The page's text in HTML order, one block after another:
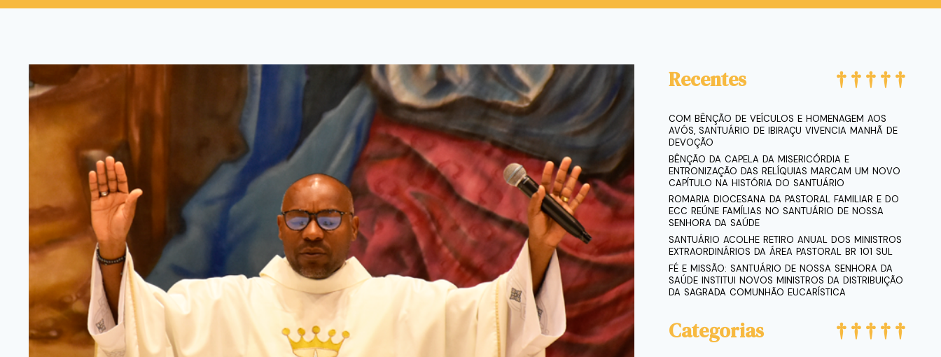
Recentes
COM BÊNÇÃO DE VEÍCULOS E HOMENAGEM AOS
AVÓS, SANTUÁRIO DE IBIRAÇU VIVENCIA MANHÃ DE
DEVOÇÃO
BÊNÇÃO DA CAPELA DA MISERICÓRDIA E
ENTRONIZAÇÃO DAS RELÍQUIAS MARCAM UM NOVO
CAPÍTULO NA HISTÓRIA DO SANTUÁRIO
ROMARIA DIOCESANA DA PASTORAL FAMILIAR E DO
ECC REÚNE FAMÍLIAS NO SANTUÁRIO DE NOSSA
SENHORA DA SAÚDE
SANTUÁRIO ACOLHE RETIRO ANUAL DOS MINISTROS
EXTRAORDINÁRIOS DA ÁREA PASTORAL BR 101 SUL
FÉ E MISSÃO: SANTUÁRIO DE NOSSA SENHORA DA
SAÚDE INSTITUI NOVOS MINISTROS DA DISTRIBUIÇÃO
DA SAGRADA COMUNHÃO EUCARÍSTICA
Categorias